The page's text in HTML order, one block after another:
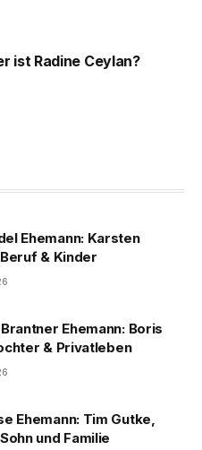
ist Radine Ceylan?
Ehemann: Karsten
& Kinder
Ehemann: Boris
& Privatleben
Ehemann: Tim Gutke,
und Familie